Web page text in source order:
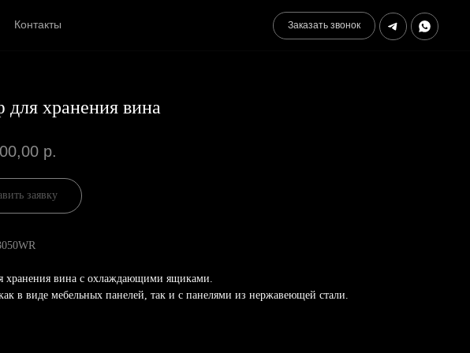
Заказать звонок
Контакты
хранения вина
р.
заявку
хранения вина с охлаждающими ящиками.
в виде мебельных панелей, так и с панелями из нержавеющей стали.